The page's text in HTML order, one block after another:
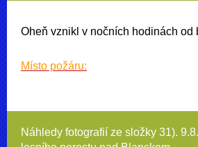
Oheň vznikl v nočních hodinách od
Místo požáru:
Náhledy fotografií ze složky 31).